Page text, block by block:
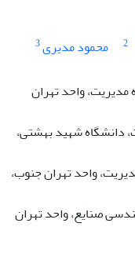
2 محمود مدیری3
واحد تهران
دانشگاه شهید بهشتی،
واحد تهران جنوب،
صنایع، واحد تهران